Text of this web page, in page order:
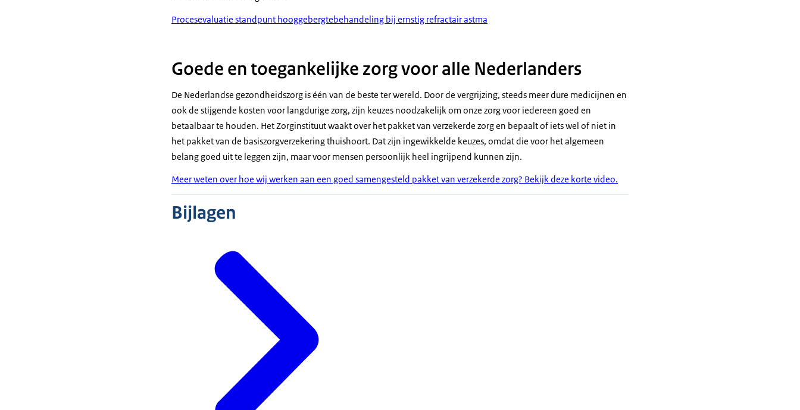
Procesevaluatie standpunt hooggebergtebehandeling bij ernstig refractair astma
Goede en toegankelijke zorg voor alle Nederlanders
De Nederlandse gezondheidszorg is één van de beste ter wereld. Door de vergrijzing, steeds meer dure medicijnen en
ook de stijgende kosten voor langdurige zorg, zijn keuzes noodzakelijk om onze zorg voor iedereen goed en
betaalbaar te houden. Het Zorginstituut waakt over het pakket van verzekerde zorg en bepaalt of iets wel of niet in
het pakket van de basiszorgverzekering thuishoort. Dat zijn ingewikkelde keuzes, omdat die voor het algemeen
belang goed uit te leggen zijn, maar voor mensen persoonlijk heel ingrijpend kunnen zijn.
Meer weten over hoe wij werken aan een goed samengesteld pakket van verzekerde zorg? Bekijk deze korte video.
Bijlagen